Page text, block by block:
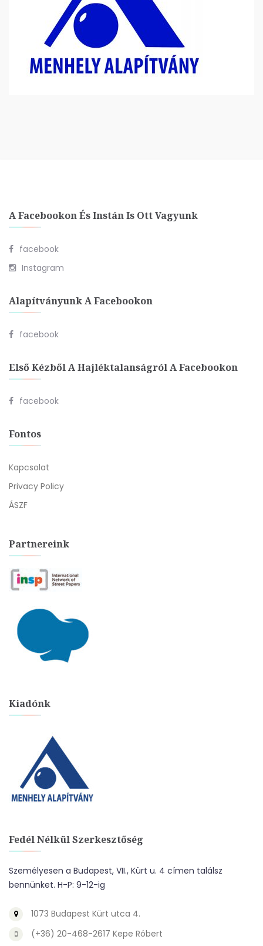
A Facebookon És Instán Is Ott Vagyunk
facebook
Instagram
Alapítványunk A Facebookon
facebook
Első Kézből A Hajléktalanságról A Facebookon
facebook
Fontos
Kapcsolat
Privacy Policy
ÁSZF
Partnereink
Kiadónk
Fedél Nélkül Szerkesztőség
Személyesen a Budapest, VII., Kürt u. 4 címen találsz
bennünket. H-P: 9-12-ig
1073 Budapest Kürt utca 4.
(+36) 20-468-2617 Kepe Róbert